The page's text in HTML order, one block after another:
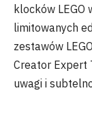
klocków LEGO
limitowanych
zestawów
Creator Expert
uwagi i